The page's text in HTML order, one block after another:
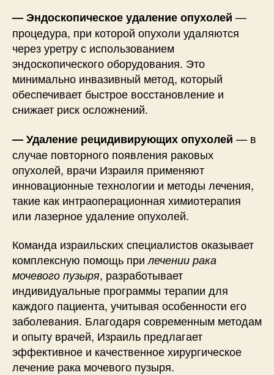
— Эндоскопическое удаление опухолей —
процедура, при которой опухоли удаляются
через уретру с использованием
эндоскопического оборудования. Это
минимально инвазивный метод, который
обеспечивает быстрое восстановление и
снижает риск осложнений.
— Удаление рецидивирующих опухолей — в
случае повторного появления раковых
опухолей, врачи Израиля применяют
инновационные технологии и методы лечения,
такие как интраоперационная химиотерапия
или лазерное удаление опухолей.
Команда израильских специалистов оказывает
комплексную помощь прилечении рака
мочевого пузыря, разработывает
индивидуальные программы терапии для
каждого пациента, учитывая особенности его
заболевания. Благодаря современным методам
и опыту врачей, Израиль предлагает
эффективное и качественное хирургическое
лечение рака мочевого пузыря.